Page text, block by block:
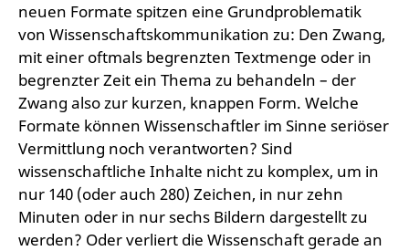
neuen Formate spitzen eine Grundproblematik
von Wissenschaftskommunikation zu: Den Zwang,
mit einer oftmals begrenzten Textmenge oder in
begrenzter Zeit ein Thema zu behandeln – der
Zwang also zur kurzen, knappen Form. Welche
Formate können Wissenschaftler im Sinne seriöser
Vermittlung noch verantworten? Sind
wissenschaftliche Inhalte nicht zu komplex, um in
nur 140 (oder auch 280) Zeichen, in nur zehn
Minuten oder in nur sechs Bildern dargestellt zu
werden? Oder verliert die Wissenschaft gerade an